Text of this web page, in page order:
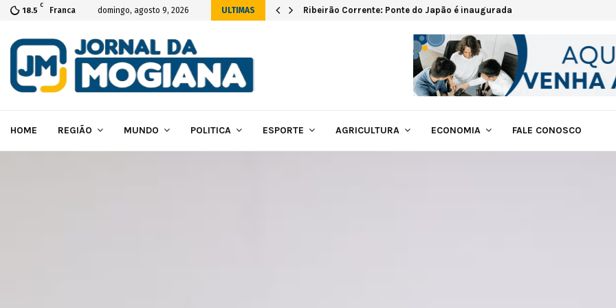
18.5
C
Franca domingo, agosto 9, 2026 ULTIMAS
das novas instalações… Ribeirão Corrente: Ponte do Japão é inaugurada
HOME REGIÃO MUNDO POLITICA ESPORTE AGRICULTURA ECONOMIA FALE CONOSCO